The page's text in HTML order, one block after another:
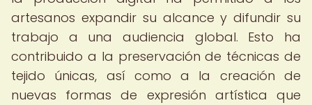
artesanos expandir su alcance y difundir su
trabajo a una audiencia global. Esto ha
contribuido a la preservación de técnicas de
tejido únicas, así como a la creación de
nuevas formas de expresión artística que